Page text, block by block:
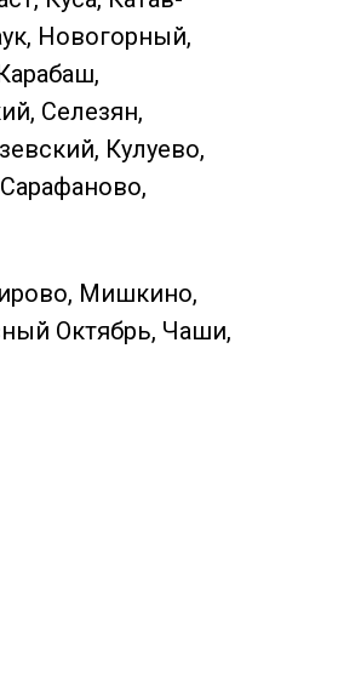
Новогорный,
Селезян,
Кулуево,
Мишкино,
Октябрь, Чаши,